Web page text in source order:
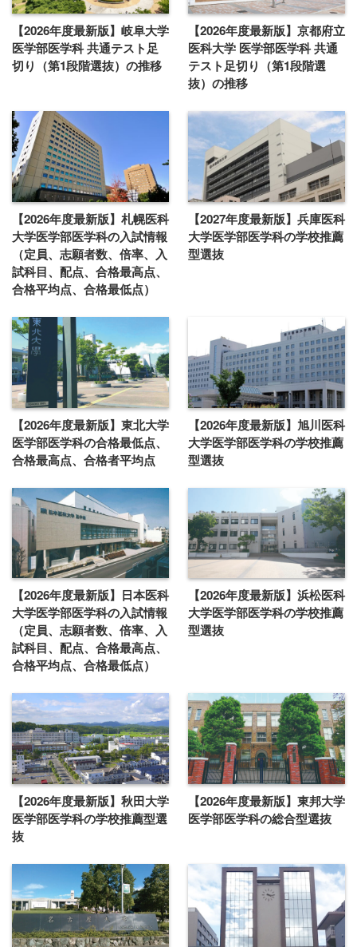
【2026年度最新版】岐阜大学
医学部医学科 共通テスト足
切り（第1段階選抜）の推移
【2026年度最新版】京都府立
医科大学 医学部医学科 共通
テスト足切り（第1段階選
抜）の推移
【2026年度最新版】札幌医科
大学医学部医学科の入試情報
（定員、志願者数、倍率、入
試科目、配点、合格最高点、
合格平均点、合格最低点）
【2027年度最新版】兵庫医科
大学医学部医学科の学校推薦
型選抜
【2026年度最新版】東北大学
医学部医学科の合格最低点、
合格最高点、合格者平均点
【2026年度最新版】旭川医科
大学医学部医学科の学校推薦
型選抜
【2026年度最新版】日本医科
大学医学部医学科の入試情報
（定員、志願者数、倍率、入
試科目、配点、合格最高点、
合格平均点、合格最低点）
【2026年度最新版】浜松医科
大学医学部医学科の学校推薦
型選抜
【2026年度最新版】秋田大学
医学部医学科の学校推薦型選
抜
【2026年度最新版】東邦大学
医学部医学科の総合型選抜